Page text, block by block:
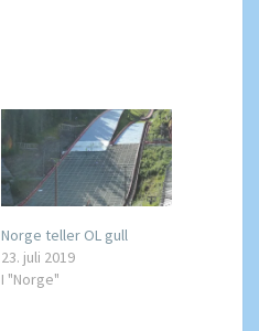
Norge teller OL gull
23. juli 2019
I "Norge"